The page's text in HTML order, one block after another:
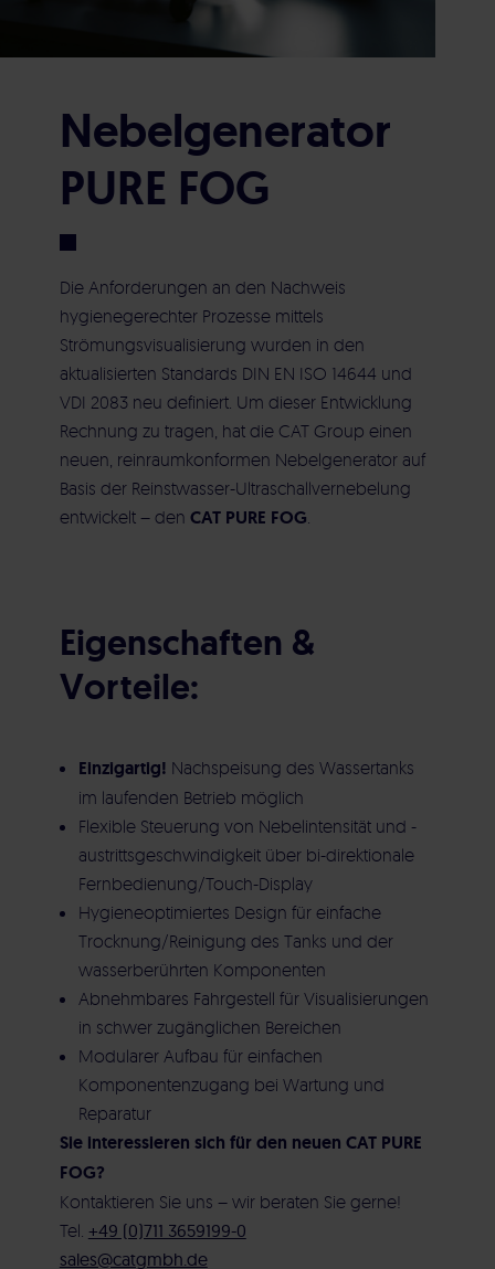
Nachhaltigkeit & Engagement
Beratung & Planung
Strömungsvisualisierung
Reinraumausstattung & Edelstahlprodukte
Bauleitung & Construction Management
(CM)
Inbetriebnahme
Wartung | Instandsetzung | Service
Übersicht Produkte
Reinraumausstattung
Reinraumwerkzeuge
Sauerstoffreduzierter Lagerschrank
PDS PHARMA 4.0
Nebelgenerator
Service & Kontakt
Impressum Datenschutz
Nebelgenerator
PURE FOG
Die Anforderungen an den Nachweis
hygienegerechter Prozesse mittels
Strömungsvisualisierung wurden in den
aktualisierten Standards DIN EN ISO 14644 und
VDI 2083 neu definiert. Um dieser Entwicklung
Rechnung zu tragen, hat die CAT Group einen
neuen, reinraumkonformen Nebelgenerator auf
Basis der Reinstwasser-Ultraschallvernebelung
entwickelt – den CAT PURE FOG.
Eigenschaften &
Vorteile:
Einzigartig! Nachspeisung des Wassertanks
im laufenden Betrieb möglich
Flexible Steuerung von Nebelintensität und -
austrittsgeschwindigkeit über bi-direktionale
Fernbedienung/Touch-Display
Hygieneoptimiertes Design für einfache
Trocknung/Reinigung des Tanks und der
wasserberührten Komponenten
Abnehmbares Fahrgestell für Visualisierungen
in schwer zugänglichen Bereichen
Modularer Aufbau für einfachen
Komponentenzugang bei Wartung und
Reparatur
Sie interessieren sich für den neuen CAT PURE
FOG?
Kontaktieren Sie uns – wir beraten Sie gerne!
Tel. +49 (0)711 3659199-0
sales@catgmbh.de